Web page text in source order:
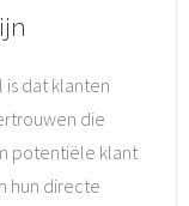
is dat klanten
die
potentiële klant
hun directe